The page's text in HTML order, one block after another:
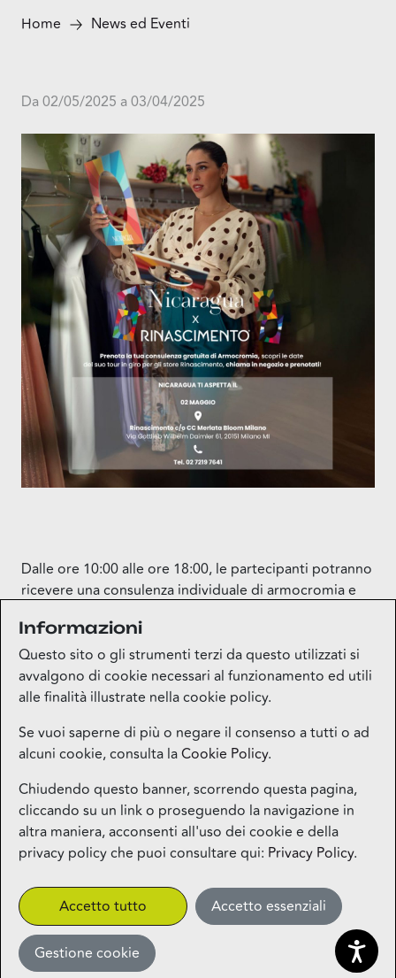
Home News ed Eventi
Da 02/05/2025 a 03/04/2025
Dalle ore 10:00 alle ore 18:00, le partecipanti potranno
ricevere una consulenza individuale di armocromia e
guardaroba. Si consiglia di prenotare in anticipo
chiamando direttamente il negozio.
Informazioni
Questo sito o gli strumenti terzi da questo utilizzati si
avvalgono di cookie necessari al funzionamento ed utili
alle finalità illustrate nella cookie policy.
Se vuoi saperne di più o negare il consenso a tutti o ad
alcuni cookie, consulta laCookie Policy.
Chiudendo questo banner, scorrendo questa pagina,
cliccando su un link o proseguendo la navigazione in
altra maniera, acconsenti all'uso dei cookie e della
privacy policy che puoi consultare qui: Privacy Policy.
Accetto tutto Accetto essenziali
Gestione cookie
Contatti
More